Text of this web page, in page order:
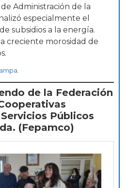
Administración de la
especialmente el
subsidios a la energía.
creciente morosidad de
de la Federación
Públicos
(Fepamco)